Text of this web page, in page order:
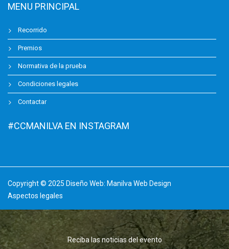
MENU PRINCIPAL
Recorrido
Premios
Normativa de la prueba
Condiciones legales
Contactar
#CCMANILVA EN INSTAGRAM
Copyright © 2025 Diseño Web: Manilva Web Design
Aspectos legales
Reciba las noticias del evento